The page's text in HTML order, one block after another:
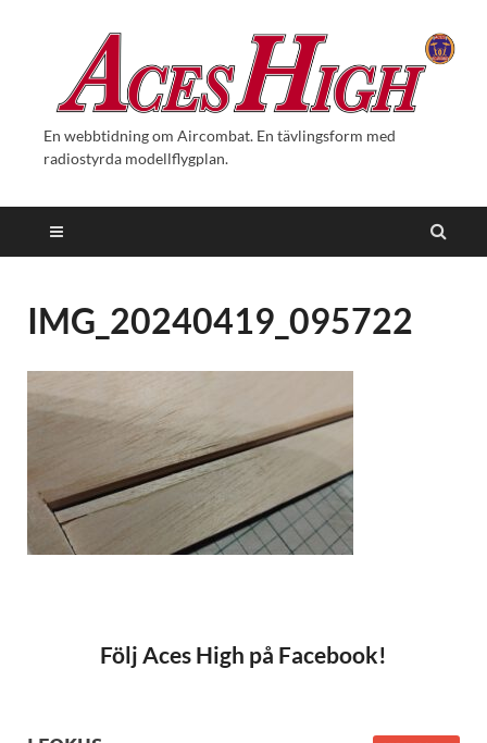
En webbtidning om Aircombat. En tävlingsform med
radiostyrda modellflygplan.
IMG_20240419_095722
Följ Aces High på Facebook!